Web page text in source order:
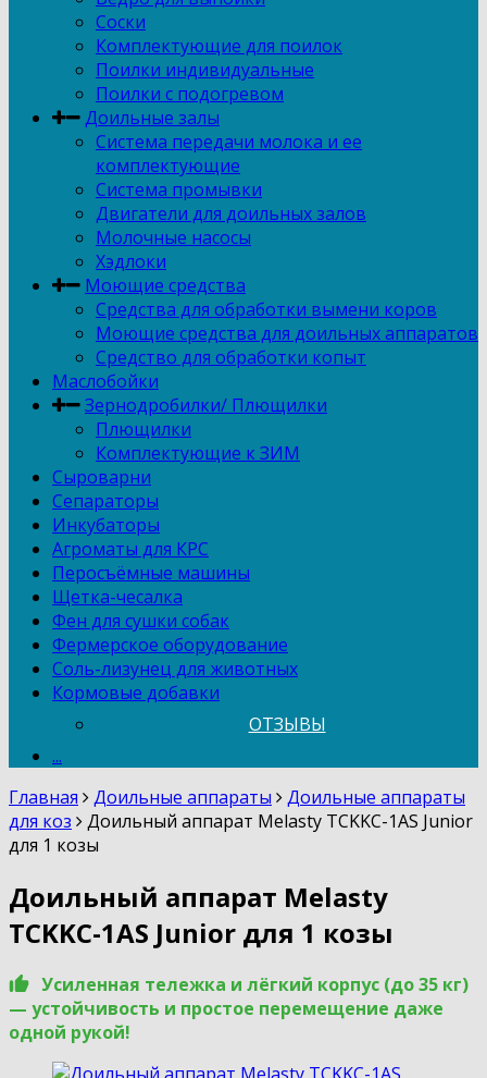
Соски
Комплектующие для поилок
Поилки индивидуальные
Поилки с подогревом
Доильные залы
Система передачи молока и ее
комплектующие
Система промывки
Двигатели для доильных залов
Молочные насосы
Хэдлоки
Моющие средства
Средства для обработки вымени коров
Моющие средства для доильных аппаратов
Средство для обработки копыт
Маслобойки
Зернодробилки/ Плющилки
Плющилки
Комплектующие к ЗИМ
Сыроварни
Сепараторы
Инкубаторы
Агроматы для КРС
Перосъёмные машины
Щетка-чесалка
Фен для сушки собак
Фермерское оборудование
Соль-лизунец для животных
Кормовые добавки
ОТЗЫВЫ
...
Главная
Доильные аппараты
Доильные аппараты
для коз
Доильный аппарат Melasty TCKKC-1AS Junior
для 1 козы
Доильный аппарат Melasty
TCKKC-1AS Junior для 1 козы
Усиленная тележка и лёгкий корпус (до 35 кг)
— устойчивость и простое перемещение даже
одной рукой!